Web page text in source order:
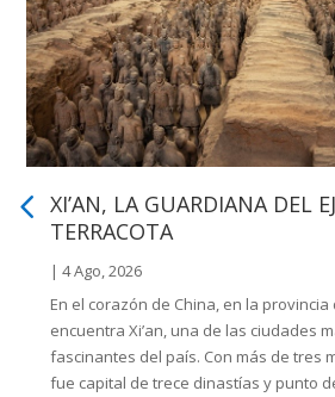
XI’AN, LA GUARDIANA DEL
TERRACOTA
| 4 Ago, 2026
En el corazón de China, en la provincia
encuentra Xi’an, una de las ciudades
fascinantes del país. Con más de tres
fue capital de trece dinastías y punto